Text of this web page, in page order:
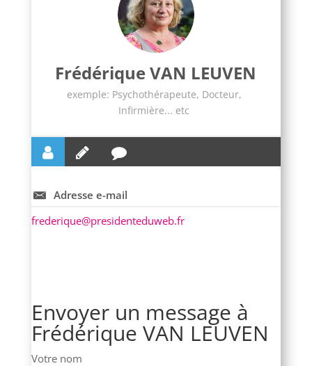
Frédérique VAN LEUVEN
exemple: Psychothérapeute, Docteur,
Infirmière... etc
Adresse e-mail
frederique@presidenteduweb.fr
Envoyer un message à
Frédérique VAN LEUVEN
Votre nom